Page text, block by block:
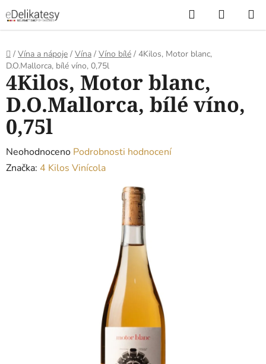
na
obsah
Hledat
KOŠÍK
Domů
/ Vína a nápoje / Vína / Víno bílé / 4Kilos, Motor blanc,
D.O.Mallorca, bílé víno, 0,75l
4Kilos, Motor blanc,
D.O.Mallorca, bílé víno,
0,75l
Průměrné
hodnocení
Neohodnoceno Podrobnosti hodnocení
Značka: 4 Kilos Vinícola